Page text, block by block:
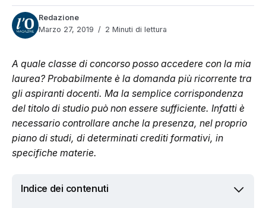
Redazione
Marzo 27, 2019
2 Minuti di lettura
A quale classe di concorso posso accedere con la mia
laurea? Probabilmente è la domanda più ricorrente tra
gli aspiranti docenti. Ma la semplice corrispondenza
del titolo di studio può non essere sufficiente. Infatti è
necessario controllare anche la presenza, nel proprio
piano di studi, di determinati crediti formativi, in
specifiche materie.
Indice dei contenuti